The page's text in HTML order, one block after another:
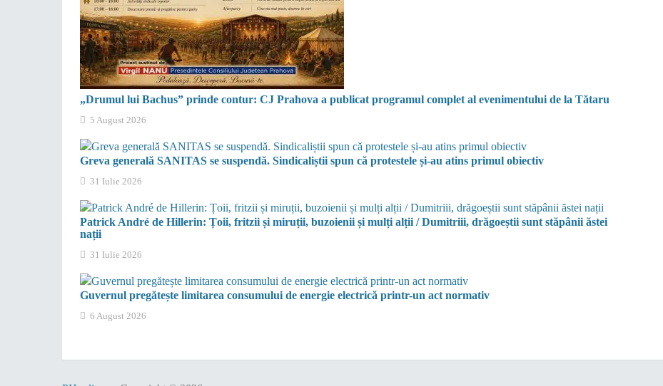
„Drumul lui Bachus” prinde contur: CJ Prahova a publicat programul complet al evenimentului de la Tătaru
5 August 2026
Greva generală SANITAS se suspendă. Sindicaliștii spun că protestele și-au atins primul obiectiv
31 Iulie 2026
Patrick André de Hillerin: Țoii, fritzii și miruții, buzoienii și mulți alții / Dumitriii, drăgoeștii sunt stăpânii ăstei
nații
31 Iulie 2026
Guvernul pregătește limitarea consumului de energie electrică printr-un act normativ
6 August 2026